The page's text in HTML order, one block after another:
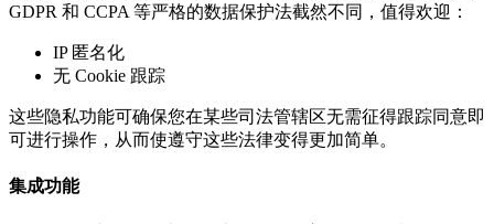
GDPR 和 CCPA 等严格的数据保护法截然不同，值得欢迎：
IP 匿名化
无 Cookie 跟踪
这些隐私功能可确保您在某些司法管辖区无需征得跟踪同意即
可进行操作，从而使遵守这些法律变得更加简单。
集成功能